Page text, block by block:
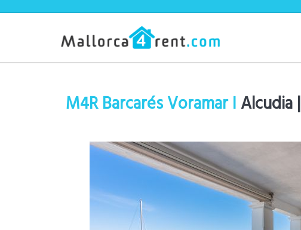
M4R Barcarés Voramar I Alcudia |